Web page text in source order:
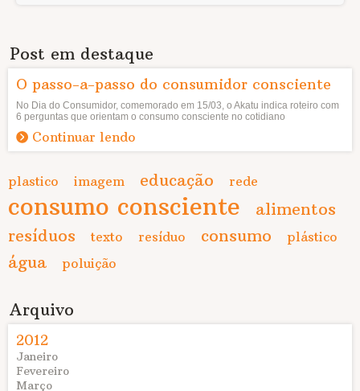
Post em destaque
O passo-a-passo do consumidor consciente
No Dia do Consumidor, comemorado em 15/03, o Akatu indica roteiro com
6 perguntas que orientam o consumo consciente no cotidiano
Continuar lendo
plastico imagem educação rede
consumo consciente
alimentos
resíduos
texto resíduo consumo plástico
água poluição
Arquivo
2012
Janeiro
Fevereiro
Março